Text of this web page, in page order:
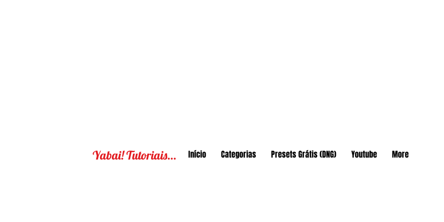
Yabai! Tutoriais... Início Categorias Presets Grátis (DNG) Youtube More